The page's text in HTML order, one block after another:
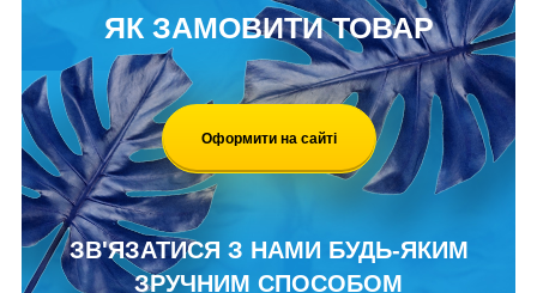
ЯК ЗАМОВИТИ ТОВАР
Оформити на сайті
ЗВ'ЯЗАТИСЯ З НАМИ БУДЬ-ЯКИМ
ЗРУЧНИМ СПОСОБОМ